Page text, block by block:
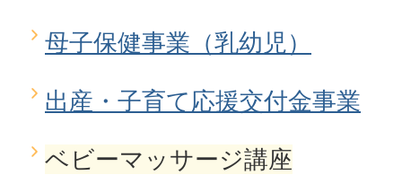
母子保健事業（乳幼児）
出産・子育て応援交付金事業
ベビーマッサージ講座